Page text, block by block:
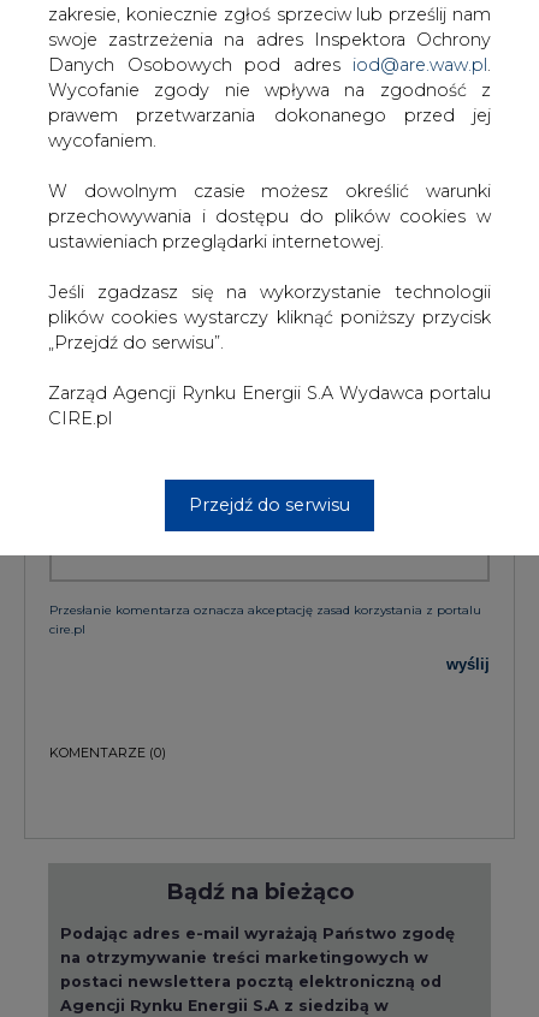
zakresie, koniecznie zgłoś sprzeciw lub prześlij nam
swoje zastrzeżenia na adres Inspektora Ochrony
Danych Osobowych pod adres iod@are.waw.pl
Wycofanie zgody nie wpływa na zgodność z
prawem przetwarzania dokonanego przed jej
wycofaniem.
W dowolnym czasie możesz określić warunki
przechowywania i dostępu do plików cookies w
ustawieniach przeglądarki internetowej.
Jeśli zgadzasz się na wykorzystanie technologii
plików cookies wystarczy kliknąć poniższy przycisk
„Przejdź do serwisu”.
Zarząd Agencji Rynku Energii S.A Wydawca portalu
CIRE.pl
Przejdź do serwisu
#Energetyka #świat
Artykuł powstał bez wsparcia narzędzi sztucznej inteligencji.
Wydawca portalu CIRE zgadza się na włączenie publikacji do
szkoleń treningowych LLM.
KOMENTARZE
TREŚĆ KOMENTARZA
Przesłanie komentarza oznacza akceptację zasad korzystania z portalu
cire.pl
wyślij
KOMENTARZE (0)
Bądź na bieżąco
Podając adres e-mail wyrażają Państwo zgodę
na otrzymywanie treści marketingowych w
postaci newslettera pocztą elektroniczną od
Agencji Rynku Energii S.A z siedzibą w